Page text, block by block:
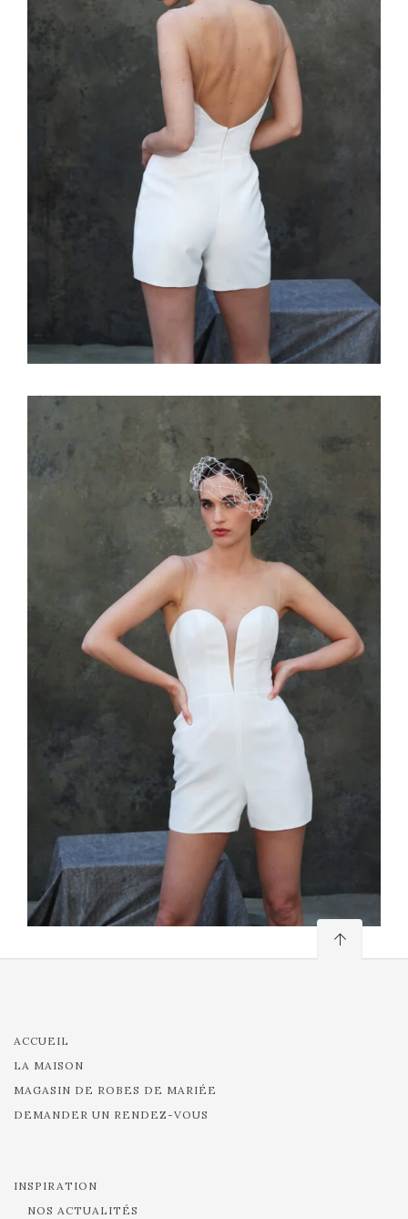
ACCUEIL
LA MAISON
MAGASIN DE ROBES DE MARIÉE
DEMANDER UN RENDEZ-VOUS
INSPIRATION
NOS ACTUALITÉS